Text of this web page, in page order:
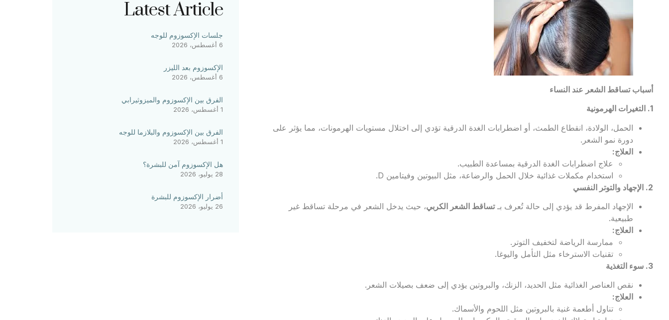
أسباب تساقط الشعر عند النساء
1.
التغيرات الهرمونية
الحمل، الولادة، انقطاع الطمث، أو اضطرابات الغدة الدرقية تؤدي إلى اختلال مستويات الهرمونات، مما يؤثر على
دورة نمو الشعر.
العلاج:
علاج اضطرابات الغدة الدرقية بمساعدة الطبيب.
استخدام مكملات غذائية خلال الحمل والرضاعة، مثل البيوتين وفيتامين D.
2. الإجهاد والتوتر النفسي
الإجهاد المفرط قد يؤدي إلى حالة تُعرف بـتساقط الشعر الكربي، حيث يدخل الشعر في مرحلة تساقط غير
طبيعية.
العلاج:
ممارسة الرياضة لتخفيف التوتر.
تقنيات الاسترخاء مثل التأمل واليوغا.
3. سوء التغذية
نقص العناصر الغذائية مثل الحديد، الزنك، والبروتين يؤدي إلى ضعف بصيلات الشعر.
العلاج:
تناول أطعمة غنية بالبروتين مثل اللحوم والأسماك.
Latest Article
جلسات الإكسوزوم للوجه
6 أغسطس، 2026
الإكسوزوم بعد الليزر
6 أغسطس، 2026
الفرق بين الإكسوزوم والميزوثيرابي
1 أغسطس، 2026
الفرق بين الإكسوزوم والبلازما للوجه
1 أغسطس، 2026
هل الإكسوزوم آمن للبشرة؟
28 يوليو، 2026
أضرار الإكسوزوم للبشرة
26 يوليو، 2026